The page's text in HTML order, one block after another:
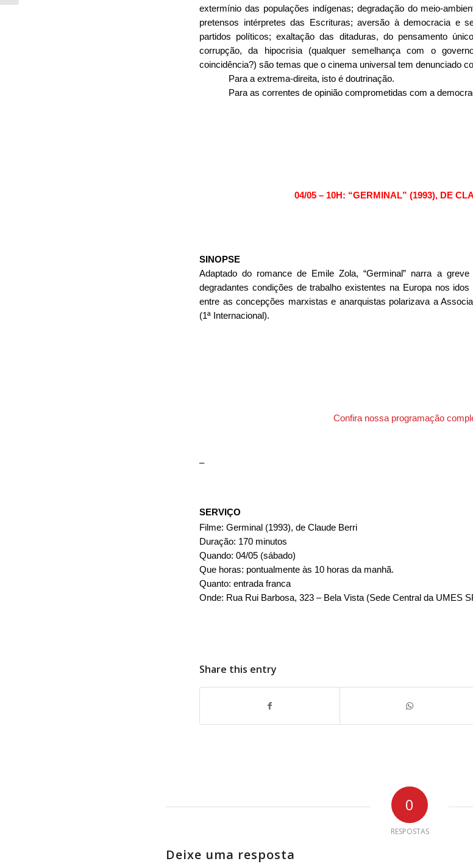
extermínio das populações indígenas; degradação do meio-
pretensos intérpretes das Escrituras; aversão à democracia e
partidos políticos; exaltação das ditaduras, do pensamento
corrupção, da hipocrisia (qualquer semelhança com o
coincidência?) são temas que o cinema universal tem denunciado
Para a extrema-direita, isto é doutrinação.
Para as correntes de opinião comprometidas com a
04/05 – 10H: “GERMINAL” (1993), DE
SINOPSE
Adaptado do romance de Emile Zola, “Germinal” narra a
degradantes condições de trabalho existentes na Europa nos
entre as concepções marxistas e anarquistas polarizava a
(1ª Internacional).
Confira nossa programação
–
SERVIÇO
Filme: Germinal (1993), de Claude Berri
Duração: 170 minutos
Quando: 04/05 (sábado)
Que horas: pontualmente às 10 horas da manhã.
Quanto: entrada franca
Onde: Rua Rui Barbosa, 323 – Bela Vista (Sede Central da UMES
Share this entry
0
RESPOSTAS
Deixe uma resposta